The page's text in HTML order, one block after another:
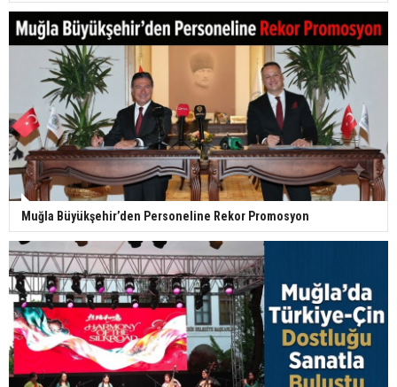
Muğla Büyükşehir’den Personeline Rekor Promosyon